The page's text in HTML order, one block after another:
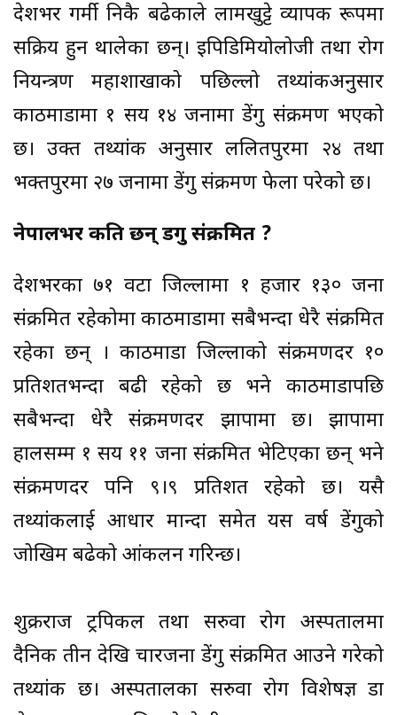
देशभर गर्मी निकै बढेकाले लामखुट्टे व्यापक रूपमा
सक्रिय हुन थालेका छन्। इपिडिमियोलोजी तथा रोग
नियन्त्रण महाशाखाको पछिल्लो तथ्यांकअनुसार
काठमाडौंमा १ सय १४ जनामा डेंगु संक्रमण भएको
छ। उक्त तथ्यांक अनुसार ललितपुरमा २४ तथा
भक्तपुरमा २७ जनामा डेंगु संक्रमण फेला परेको छ।
नेपालभर कति छन् डेंगु संक्रमित ?
देशभरका ७१ वटा जिल्लामा १ हजार १३० जना
संक्रमित रहेकोमा काठमाडौंमा सबैभन्दा धेरै संक्रमित
रहेका छन् । काठमाडौं जिल्लाको संक्रमणदर १०
प्रतिशतभन्दा बढी रहेको छ भने काठमाडौंपछि
सबैभन्दा धेरै संक्रमणदर झापामा छ। झापामा
हालसम्म १ सय ११ जना संक्रमित भेटिएका छन् भने
संक्रमणदर पनि ९।९ प्रतिशत रहेको छ। यसै
तथ्यांकलाई आधार मान्दा समेत यस वर्ष डेंगुको
जोखिम बढेको आंकलन गरिन्छ।
शुक्रराज ट्रपिकल तथा सरुवा रोग अस्पतालमा
दैनिक तीन देखि चारजना डेंगु संक्रमित आउने गरेको
तथ्यांक छ। अस्पतालका सरुवा रोग विशेषज्ञ डा